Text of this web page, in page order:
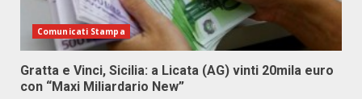
Comunicati Stampa
Gratta e Vinci, Sicilia: a Licata (AG) vinti 20mila euro
con “Maxi Miliardario New”